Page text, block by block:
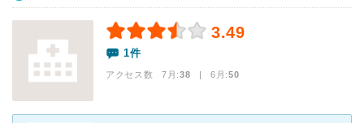
3.49
1件
アクセス数 7月:38 | 6月:50